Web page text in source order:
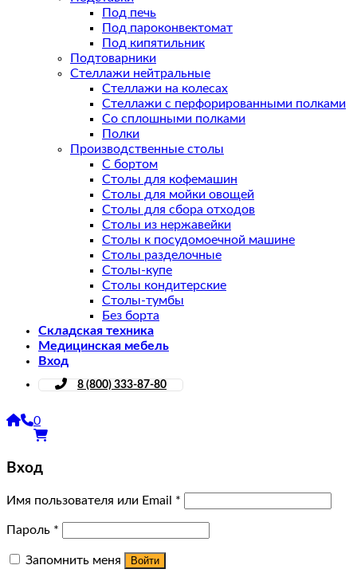
Под печь
Под пароконвектомат
Под кипятильник
Подтоварники
Стеллажи нейтральные
Стеллажи на колесах
Стеллажи с перфорированными полками
Со сплошными полками
Полки
Производственные столы
С бортом
Столы для кофемашин
Столы для мойки овощей
Столы для сбора отходов
Столы из нержавейки
Столы к посудомоечной машине
Столы разделочные
Столы-купе
Столы кондитерские
Столы-тумбы
Без борта
Складская техника
Медицинская мебель
Вход
8 (800) 333-87-80
0
Вход
Имя пользователя или Email *
Пароль *
Запомнить меня Войти